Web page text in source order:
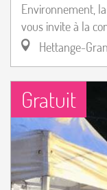
Environnement,
vous invite à la
Hettange-
Gratuit